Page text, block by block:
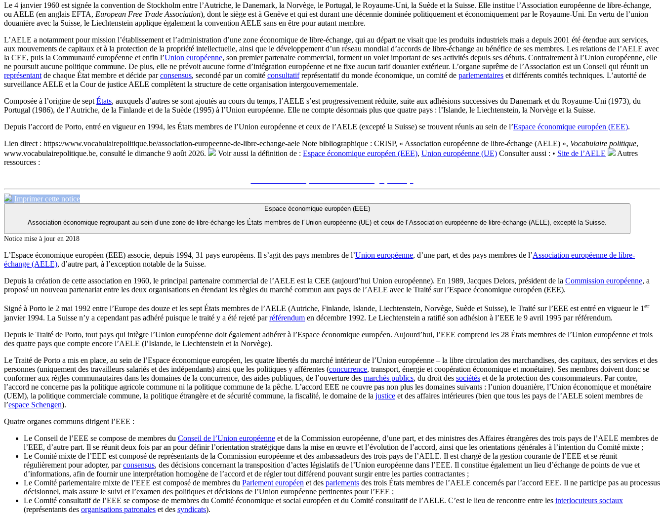
Le 4 janvier 1960 est signée la convention de Stockholm entre l’Autriche, le Danemark, la Norvège, le Portugal, le Royaume-Uni, la Suède et la Suisse. Elle institue l’Association européenne de libre-échange,
ou AELE (en anglais EFTA, European Free Trade Association), dont le siège est à Genève et qui est durant une décennie dominée politiquement et économiquement par le Royaume-Uni. En vertu de l’union
douanière avec la Suisse, le Liechtenstein applique également la convention AELE sans en être pour autant membre.
L’AELE a notamment pour mission l’établissement et l’administration d’une zone économique de libre-échange, qui au départ ne visait que les produits industriels mais a depuis 2001 été étendue aux services,
aux mouvements de capitaux et à la protection de la propriété intellectuelle, ainsi que le développement d’un réseau mondial d’accords de libre-échange au bénéfice de ses membres. Les relations de l’AELE avec
la CEE, puis la Communauté européenne et enfin l’Union européenne, son premier partenaire commercial, forment un volet important de ses activités depuis ses débuts. Contrairement à l’Union européenne, elle
ne poursuit aucune politique commune. De plus, elle ne prévoit aucune forme d’intégration européenne et ne fixe aucun tarif douanier extérieur. L’organe suprême de l’Association est un Conseil qui réunit un
représentant de chaque État membre et décide parconsensus, secondé par un comité consultatifreprésentatif du monde économique, un comité de parlementaires et différents comités techniques. L’autorité de
surveillance AELE et la Cour de justice AELE complètent la structure de cette organisation intergouvernementale.
Composée à l’origine de sept États, auxquels d’autres se sont ajoutés au cours du temps, l’AELE s’est progressivement réduite, suite aux adhésions successives du Danemark et du Royaume-Uni (1973), du
Portugal (1986), de l’Autriche, de la Finlande et de la Suède (1995) à l’Union européenne. Elle ne compte désormais plus que quatre pays : l’Islande, le Liechtenstein, la Norvège et la Suisse.
Depuis l’accord de Porto, entré en vigueur en 1994, les États membres de l’Union européenne et ceux de l’AELE (excepté la Suisse) se trouvent réunis au sein de l’Espace économique européen (EEE).
Lien direct : https://www.vocabulairepolitique.be/association-europeenne-de-libre-echange-aele Note bibliographique : CRISP, « Association européenne de libre-échange (AELE) », Vocabulaire politique,
www.vocabulairepolitique.be, consulté le dimanche 9 août 2026.
Voir aussi la définition de : Espace économique européen (EEE), Union européenne (UE) Consulter aussi : • Site de l’AELE
Autres
ressources :
Imprimer cette notice
Espace économique européen (EEE)
Association économique regroupant au sein d’une zone de libre-échange les États membres de l´Union européenne (UE) et ceux de l´Association européenne de libre-échange (AELE), excepté la Suisse.
Notice mise à jour en 2018
L’Espace économique européen (EEE) associe, depuis 1994, 31 pays européens. Il s’agit des pays membres de l’Union européenne, d’une part, et des pays membres de l’Association européenne de libre-
échange (AELE), d’autre part, à l’exception notable de la Suisse.
Depuis la création de cette association en 1960, le principal partenaire commercial de l’AELE est la CEE (aujourd’hui Union européenne). En 1989, Jacques Delors, président de la Commission européenne, a
proposé un nouveau partenariat entre les deux organisations en étendant les règles du marché commun aux pays de l’AELE avec le Traité sur l’Espace économique européen (EEE).
Signé à Porto le 2 mai 1992 entre l’Europe des douze et les sept États membres de l’AELE (Autriche, Finlande, Islande, Liechtenstein, Norvège, Suède et Suisse), le Traité sur l’EEE est entré en vigueur le 1er
janvier 1994. La Suisse n’y a cependant pas adhéré puisque le traité y a été rejeté parréférendum en décembre 1992. Le Liechtenstein a ratifié son adhésion à l’EEE le 9 avril 1995 par référendum.
Depuis le Traité de Porto, tout pays qui intègre l’Union européenne doit également adhérer à l’Espace économique européen. Aujourd’hui, l’EEE comprend les 28 États membres de l’Union européenne et trois
des quatre pays que compte encore l’AELE (l’Islande, le Liechtenstein et la Norvège).
Le Traité de Porto a mis en place, au sein de l’Espace économique européen, les quatre libertés du marché intérieur de l’Union européenne – la libre circulation des marchandises, des capitaux, des services et des
personnes (uniquement des travailleurs salariés et des indépendants) ainsi que les politiques y afférentes (concurrence, transport, énergie et coopération économique et monétaire). Ses membres doivent donc se
conformer aux règles communautaires dans les domaines de la concurrence, des aides publiques, de l’ouverture des marchés publics, du droit des sociétés et de la protection des consommateurs. Par contre,
l’accord ne concerne pas la politique agricole commune ni la politique commune de la pêche. L’accord EEE ne couvre pas non plus les domaines suivants : l’union douanière, l’Union économique et monétaire
(UEM), la politique commerciale commune, la politique étrangère et de sécurité commune, la fiscalité, le domaine de la justice et des affaires intérieures (bien que tous les pays de l’AELE soient membres de
l’espace Schengen).
Quatre organes communs dirigent l’EEE :
Le Conseil de l’EEE se compose de membres du Conseil de l’Union européenne et de la Commission européenne, d’une part, et des ministres des Affaires étrangères des trois pays de l’AELE membres de
l’EEE, d’autre part. Il se réunit deux fois par an pour définir l’orientation stratégique dans la mise en œuvre et l’évolution de l’accord, ainsi que les orientations générales à l’intention du Comité mixte ;
Le Comité mixte de l’EEE est composé de représentants de la Commission européenne et des ambassadeurs des trois pays de l’AELE. Il est chargé de la gestion courante de l’EEE et se réunit
régulièrement pour adopter, parconsensus, des décisions concernant la transposition d’actes législatifs de l’Union européenne dans l’EEE. Il constitue également un lieu d’échange de points de vue et
d’informations, afin de fournir une interprétation homogène de l’accord et de régler tout différend pouvant surgir entre les parties contractantes ;
Le Comité parlementaire mixte de l’EEE est composé de membres du Parlement européen et des parlements des trois États membres de l’AELE concernés par l’accord EEE. Il ne participe pas au processus
décisionnel, mais assure le suivi et l’examen des politiques et décisions de l’Union européenne pertinentes pour l’EEE ;
Le Comité consultatif de l’EEE se compose de membres du Comité économique et social européen et du Comité consultatif de l’AELE. C’est le lieu de rencontre entre les interlocuteurs sociaux
(représentants des organisations patronales et des syndicats).